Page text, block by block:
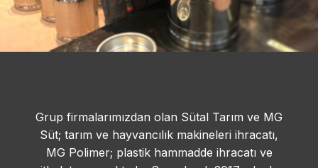
Grup firmalarımızdan olan Sütal Tarım ve MG
Süt; tarım ve hayvancılık makineleri ihracatı,
MG Polimer; plastik hammadde ihracatı ve